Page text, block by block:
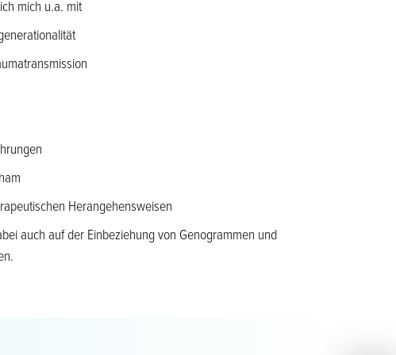
mich u.a. mit
Herangehensweisen
auch auf der Einbeziehung von Genogrammen und